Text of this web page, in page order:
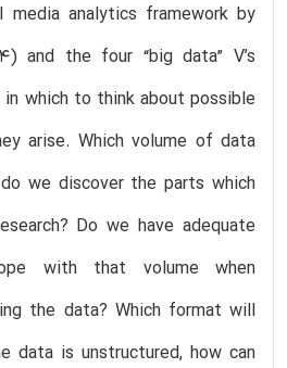
analytics framework by
and the four “big data” V’s
which to think about possible
arise. Which volume of data
we discover the parts which
Do we have adequate
with that volume when
the data? Which format will
data is unstructured, how can